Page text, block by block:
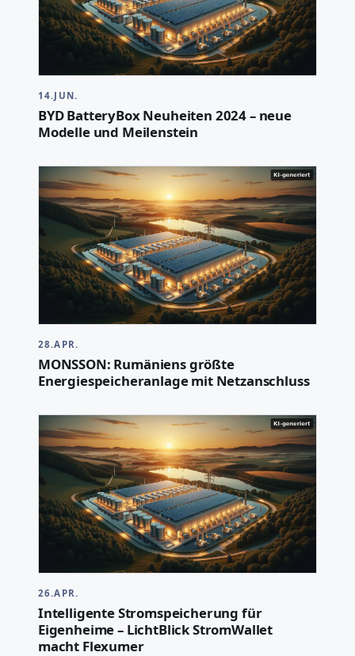
14.JUN.
BYD BatteryBox Neuheiten 2024 – neue
Modelle und Meilenstein
28.APR.
MONSSON: Rumäniens größte
Energiespeicheranlage mit Netzanschluss
26.APR.
Intelligente Stromspeicherung für
Eigenheime – LichtBlick StromWallet
macht Flexumer